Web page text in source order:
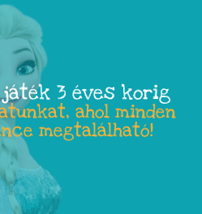
játék 3 éves korig
ahol minden
megtalálható!